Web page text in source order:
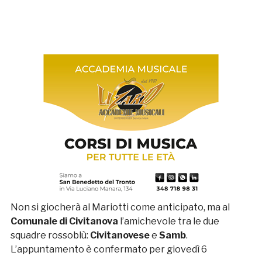
Non si giocherà al Mariotti come anticipato, ma al
Comunale di Civitanova l’amichevole tra le due
squadre rossoblù: Civitanovesee Samb.
L’appuntamento è confermato per giovedì 6